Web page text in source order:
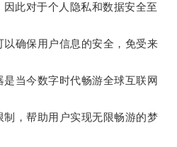
此对于个人隐私和数据安全至
确保用户信息的安全，免受来
当今数字时代畅游全球互联网
，帮助用户实现无限畅游的梦